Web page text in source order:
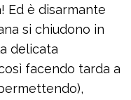
Ed è disarmante
si chiudono in
delicata
facendo tarda a